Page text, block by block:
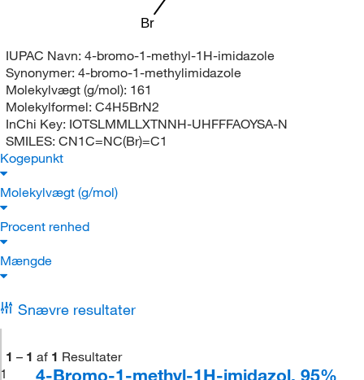
Br
IUPAC Navn: 4-bromo-1-methyl-1H-imidazole
Synonymer: 4-bromo-1-methylimidazole
Molekylvægt (g/mol): 161
Molekylformel: C4H5BrN2
InChi Key: IOTSLMMLLXTNNH-UHFFFAOYSA-N
SMILES: CN1C=NC(Br)=C1
Kogepunkt
Molekylvægt (g/mol)
Procent renhed
Mængde
Snævre resultater
1 – 1 af 1 Resultater
1
4-Bromo-1-methyl-1H-imidazol, 95%